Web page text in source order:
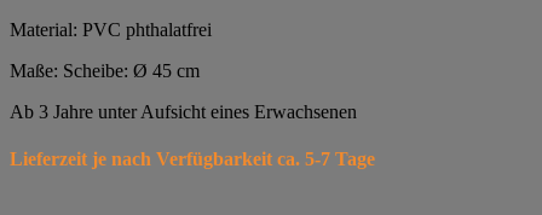
Material: PVC phthalatfrei
Maße: Scheibe: Ø 45 cm
Ab 3 Jahre unter Aufsicht eines Erwachsenen
Lieferzeit je nach Verfügbarkeit ca. 5-7 Tage